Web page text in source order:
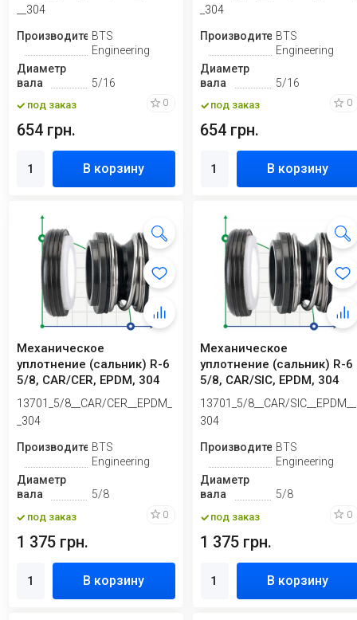
__304
ПроизводительBTS
Engineering
Диаметр
вала
5/16
под заказ 0
654 грн.
В корзину
_304
ПроизводительBTS
Engineering
Диаметр
вала
5/16
под заказ 0
654 грн.
В корзину
Механическое
уплотнение (сальник) R-6
5/8, CAR/CER, EPDM, 304
13701_5/8__CAR/CER__EPDM_
_304
ПроизводительBTS
Engineering
Диаметр
вала
5/8
под заказ 0
1 375 грн.
В корзину
Механическое
уплотнение (сальник) R-6
5/8, CAR/SIC, EPDM, 304
13701_5/8__CAR/SIC__EPDM__
304
ПроизводительBTS
Engineering
Диаметр
вала
5/8
под заказ 0
1 375 грн.
В корзину